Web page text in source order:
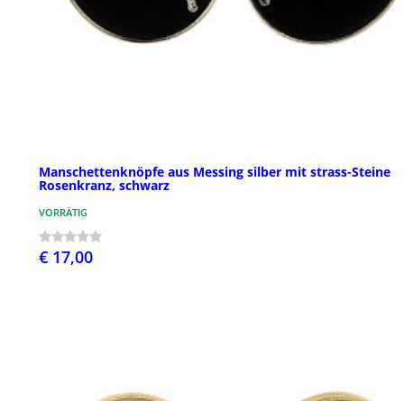
Manschettenknöpfe aus Messing silber mit strass-Steine
Rosenkranz, schwarz
VORRÄTIG
€ 17,00